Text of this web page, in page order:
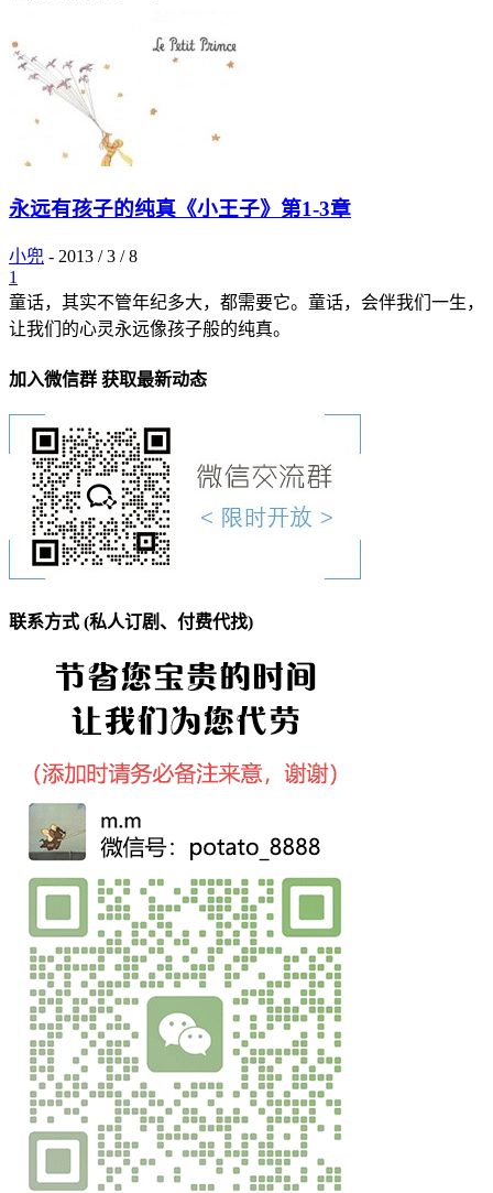
永远有孩子的纯真《小王子》第1-3章
小兜 - 2013 / 3 / 8
1
童话，其实不管年纪多大，都需要它。童话，会伴我们一生，
让我们的心灵永远像孩子般的纯真。
加入微信群 获取最新动态
联系方式 (私人订剧、付费代找)